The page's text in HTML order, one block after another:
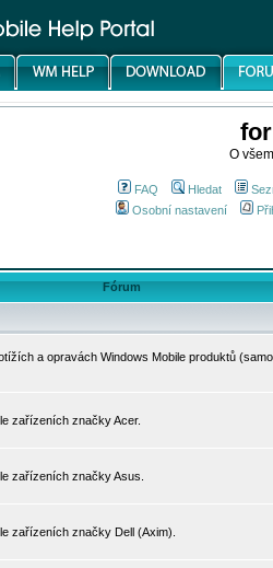
O
FAQ Hledat
Osobní nastavení
Fórum
a opravách Windows Mobile produktů
zařízeních značky Acer.
zařízeních značky Asus.
zařízeních značky Dell (Axim).